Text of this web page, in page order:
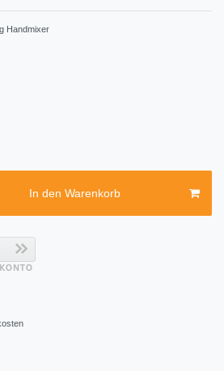
Handmixer
In den Warenkorb